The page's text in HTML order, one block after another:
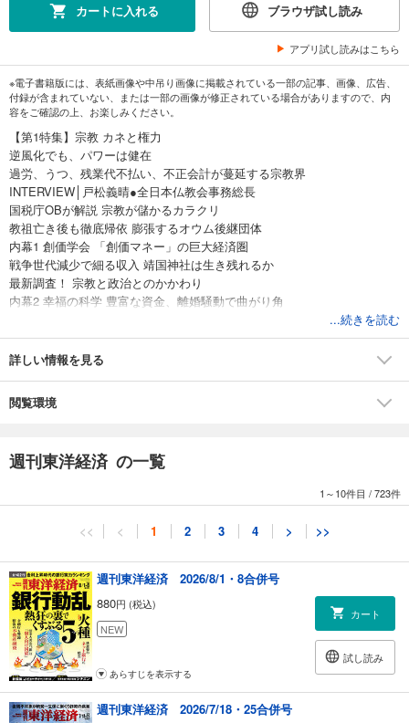
カートに入れる ブラウザ試し読み
アプリ試し読みはこちら
※電子書籍版には、表紙画像や中吊り画像に掲載されている一部の記事、画像、広告、
付録が含まれていない、または一部の画像が修正されている場合がありますので、内
容をご確認の上、お楽しみください。
【第1特集】宗教 カネと権力
逆風化でも、パワーは健在
過労、うつ、残業代不払い、不正会計が蔓延する宗教界
INTERVIEW│戸松義晴●全日本仏教会事務総長
国税庁OBが解説 宗教が儲かるカラクリ
教祖亡き後も徹底帰依 膨張するオウム後継団体
内幕1 創価学会 「創価マネー」の巨大経済圏
戦争世代減少で細る収入 靖国神社は生き残れるか
最新調査！ 宗教と政治とのかかわり
内幕2 幸福の科学 豊富な資金、離婚騒動で曲がり角
闇紳士が暗躍する宗教法人売買の魑魅魍魎（ちみもうりょう）
内幕3 真如苑 宗教都市化する立川市 勝ち組教団の財力
内幕5 統一教会（現・世界平和統一家庭連合） 日本の苛烈献金が韓国の
内幕6 次々起きるお家騒動 宗教でも「3代目の法則」 生長の家、世界救
覆面座談会│親の信仰に縛られる「2世信者」の生きづらさ
INTERVIEW│島薗 進●上智大学教授
産業リポート
新体制下で投資爆増の勝負 ネット最古参・ヤフーの難所
ニュース深掘り
値上がり続く学校制服 業界の知られざる｢体質｣
価格高騰は一服でも消費者のコメ離れが加速
テスラ、非公開化めぐる泥沼劇
大塚家具、滞留在庫に見る苦悩
...続きを読む
詳しい情報を見る
閲覧環境
週刊東洋経済 の一覧
1～10件目 /723件
<< < 1 2 3 4 > >>
週刊東洋経済 2026/8/1・8合併号
880円 (税込)
NEW
カート
試し読み
あらすじを表示する
週刊東洋経済 2026/7/18・25合併号